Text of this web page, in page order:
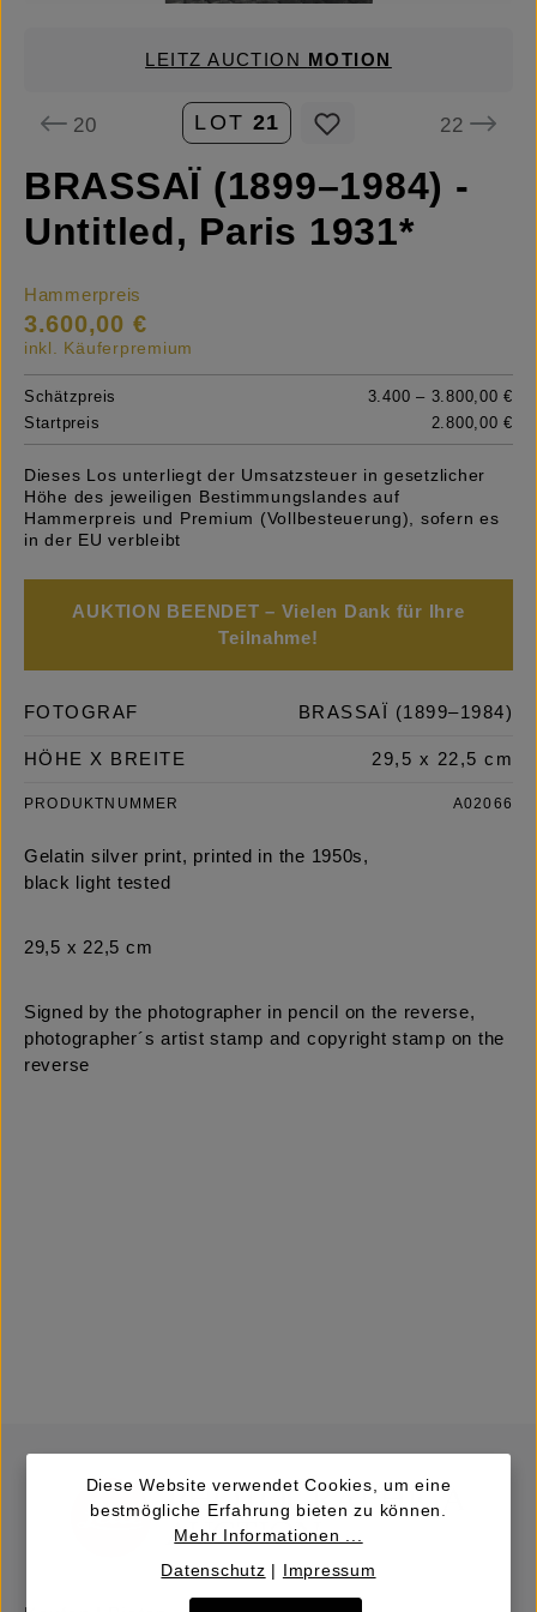
LEITZ AUCTION MOTION
20 LOT 21 22
BRASSAÏ (1899–1984) -
Untitled, Paris 1931*
Hammerpreis
3.600,00 €
inkl. Käuferpremium
Schätzpreis
3.400 – 3.800,00 €
Startpreis
2.800,00 €
Dieses Los unterliegt der Umsatzsteuer in gesetzlicher
Höhe des jeweiligen Bestimmungslandes auf
Hammerpreis und Premium (Vollbesteuerung), sofern es
in der EU verbleibt
AUKTION BEENDET – Vielen Dank für Ihre
Teilnahme!
FOTOGRAF BRASSAÏ (1899–1984)
HÖHE X BREITE 29,5 x 22,5 cm
PRODUKTNUMMER A02066
Gelatin silver print, printed in the 1950s,
black light tested
29,5 x 22,5 cm
Signed by the photographer in pencil on the reverse,
photographer´s artist stamp and copyright stamp on the
reverse
Diese Website verwendet Cookies, um eine
bestmögliche Erfahrung bieten zu können.
Mehr Informationen ...
Datenschutz | Impressum